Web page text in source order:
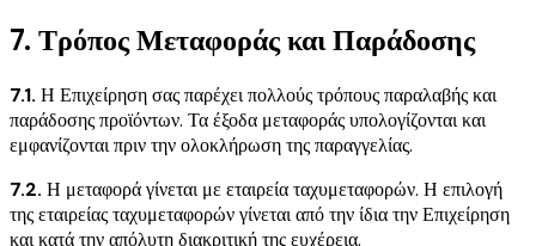
7. Τρόπος Μεταφοράς και Παράδοσης
7.1. Η Επιχείρηση σας παρέχει πολλούς τρόπους παραλαβής και
παράδοσης προϊόντων. Τα έξοδα μεταφοράς υπολογίζονται και
εμφανίζονται πριν την ολοκλήρωση της παραγγελίας.
7.2. Η μεταφορά γίνεται με εταιρεία ταχυμεταφορών. Η επιλογή
της εταιρείας ταχυμεταφορών γίνεται από την ίδια την Επιχείρηση
και κατά την απόλυτη διακριτική της ευχέρεια.